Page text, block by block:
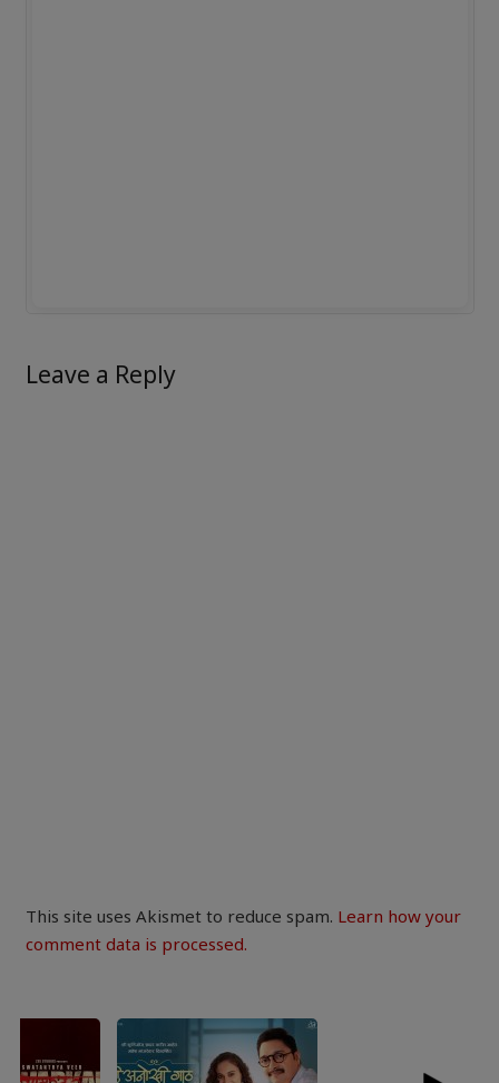
Leave a Reply
This site uses Akismet to reduce spam. Learn how your
comment data is processed.